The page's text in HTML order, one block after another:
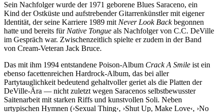
Sein Nachfolger wurde der 1971 geborene Blues Saraceno, ein
Kind der Ostküste und aufstrebender Gitarrenkünstler mit eigener
Identität, der seine Karriere 1989 mit Never Look Backbegonnen
hatte und bereits für Native Tongue als Nachfolger von C.C. DeVille
im Gespräch war. Zwischenzeitlich spielte er zudem in der Band
von Cream-Veteran Jack Bruce.
Das mit ihm 1994 entstandene Poison-Album Crack A Smile ist ein
ebenso facettenreichen Hardrock-Album, das bei aller
Partytauglichkeit bedeutend gehaltvoller geriet als die Platten der
DeVille-Ära — nicht zuletzt wegen Saracenos selbstbewusster
Saitenarbeit mit starken Riffs und kunstvollen Soli. Neben
urtypischen Hymnen (›Sexual Thing‹, ›Shut Up, Make Love‹, ›No